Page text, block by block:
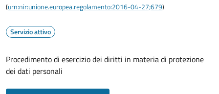
(urn:nir:unione.europea.regolamento:2016-04-27;679)
Servizio attivo
Procedimento di esercizio dei diritti in materia di protezione
dei dati personali